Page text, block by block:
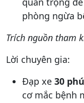
phòng ngừa
Trích nguồn tham
Lời chuyên gia:
Đạp xe 30
cơ mắc bệnh